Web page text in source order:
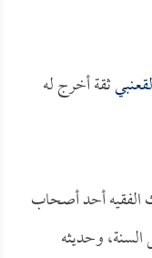
ثقة أخرج له
الفقيه أحد أصحاب
وحديثه